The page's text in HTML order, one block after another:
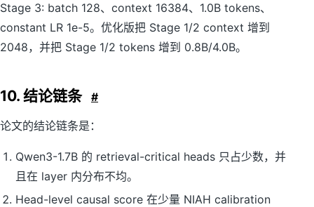
Stage 3: batch 128、context 16384、1.0B tokens、
constant LR 1e-5。优化版把 Stage 1/2 context 增到
2048，并把 Stage 1/2 tokens 增到 0.8B/4.0B。
10. 结论链条 #
论文的结论链条是：
Qwen3-1.7B 的 retrieval-critical heads 只占少数，并
且在 layer 内分布不均。
Head-level causal score 在少量 NIAH calibration